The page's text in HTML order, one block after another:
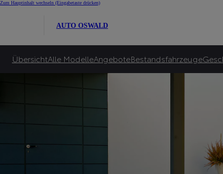
Zum Hauptinhalt wechseln (Eingabetaste drücken)
AUTO OSWALD
ÜbersichtAlle ModelleAngeboteBestandsfahrzeuge
Toyota garantiert bis zu 10.000€ E-Bonus***** und zusätzlich bis zu 6.000€